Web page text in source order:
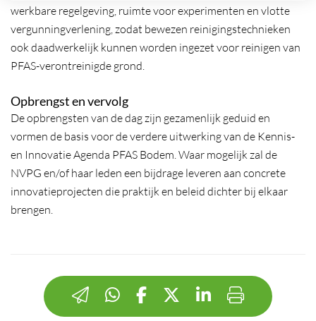
werkbare regelgeving, ruimte voor experimenten en vlotte
vergunningverlening, zodat bewezen reinigingstechnieken
ook daadwerkelijk kunnen worden ingezet voor reinigen van
PFAS-verontreinigde grond.
Opbrengst en vervolg
De opbrengsten van de dag zijn gezamenlijk geduid en
vormen de basis voor de verdere uitwerking van de Kennis-
en Innovatie Agenda PFAS Bodem. Waar mogelijk zal de
NVPG en/of haar leden een bijdrage leveren aan concrete
innovatieprojecten die praktijk en beleid dichter bij elkaar
brengen.